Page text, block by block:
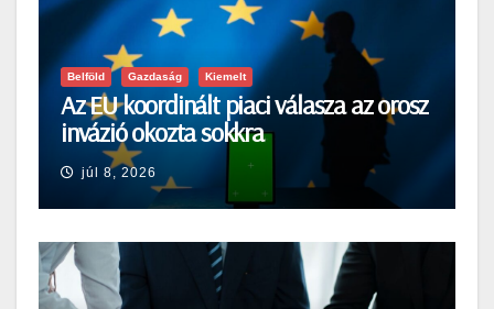
Belföld Gazdaság Kiemelt
Az EU koordinált piaci válasza az orosz
invázió okozta sokkra
júl 8, 2026